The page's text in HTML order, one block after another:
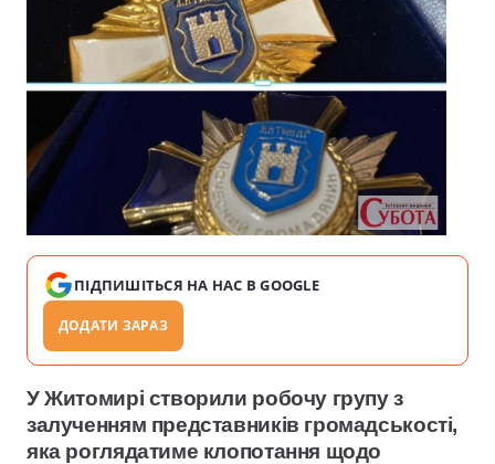
ПІДПИШІТЬСЯ НА НАС В GOOGLE
ДОДАТИ ЗАРАЗ
У Житомирі створили робочу групу з
залученням представників громадськості,
яка роглядатиме клопотання щодо